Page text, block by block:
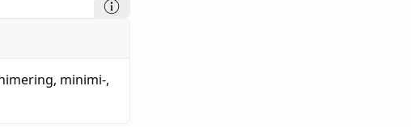
, minimi-,